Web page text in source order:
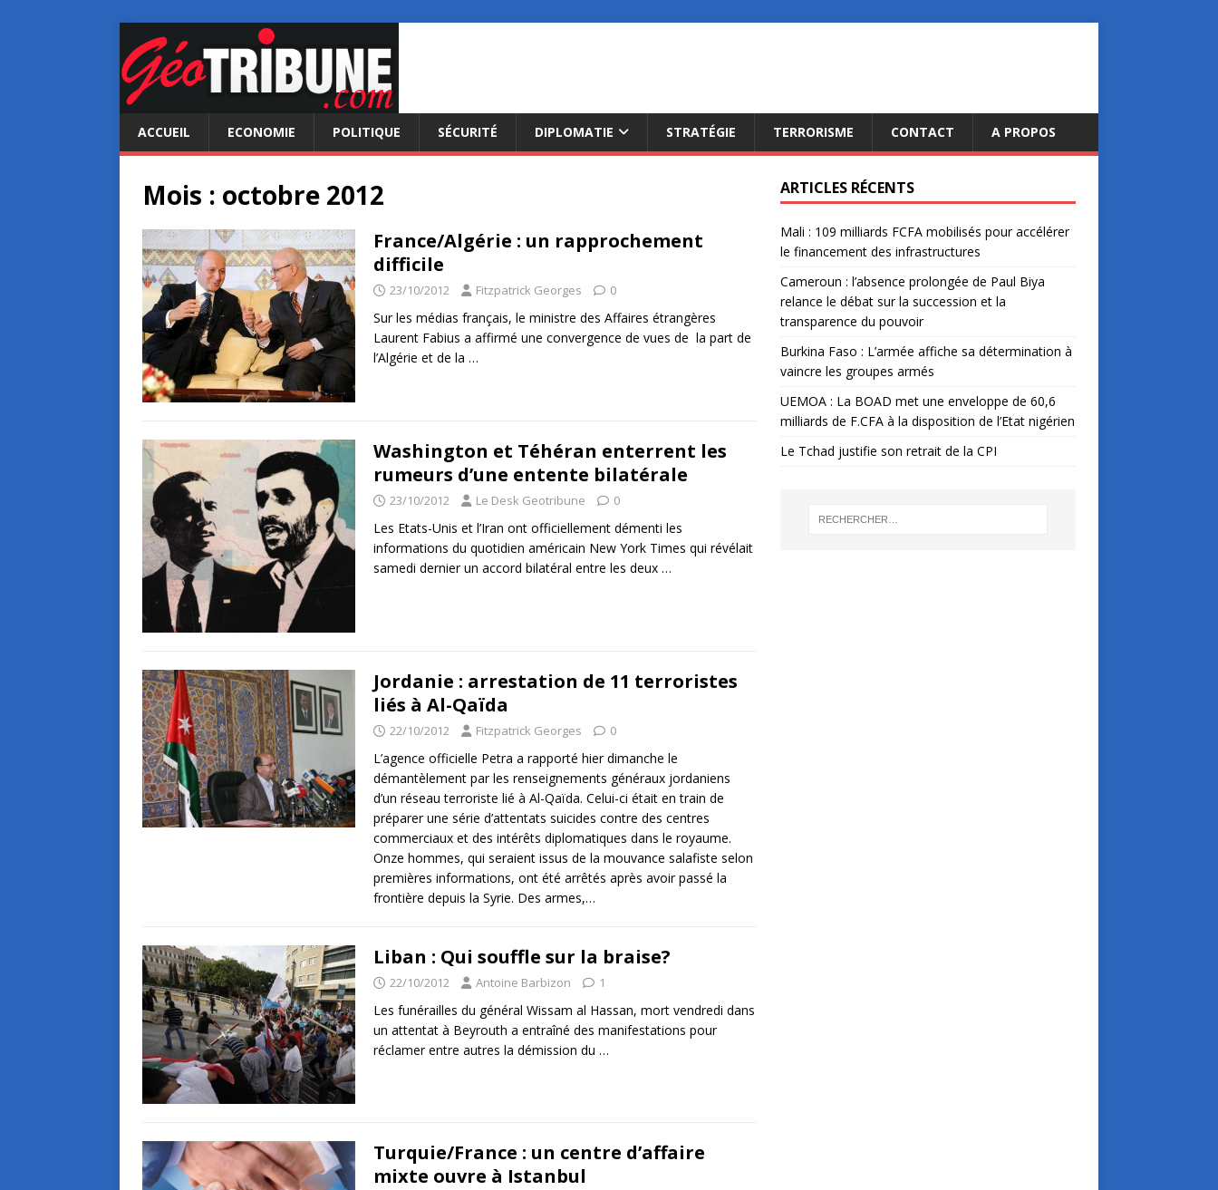
ACCUEIL ECONOMIE POLITIQUE SÉCURITÉ DIPLOMATIE STRATÉGIE TERRORISME CONTACT A PROPOS
Mois : octobre 2012
France/Algérie : un rapprochement
difficile
23/10/2012 Fitzpatrick Georges 0
Sur les médias français, le ministre des Affaires étrangères
Laurent Fabius a affirmé une convergence de vues de la part de
l’Algérie et de la …
Washington et Téhéran enterrent les
rumeurs d’une entente bilatérale
23/10/2012 Le Desk Geotribune 0
Les Etats-Unis et l’Iran ont officiellement démenti les
informations du quotidien américain New York Times qui révélait
samedi dernier un accord bilatéral entre les deux …
Jordanie : arrestation de 11 terroristes
liés à Al-Qaïda
22/10/2012 Fitzpatrick Georges 0
L’agence officielle Petra a rapporté hier dimanche le
démantèlement par les renseignements généraux jordaniens
d’un réseau terroriste lié à Al-Qaïda. Celui-ci était en train de
préparer une série d’attentats suicides contre des centres
commerciaux et des intérêts diplomatiques dans le royaume.
Onze hommes, qui seraient issus de la mouvance salafiste selon
premières informations, ont été arrêtés après avoir passé la
frontière depuis la Syrie. Des armes,…
Liban : Qui souffle sur la braise?
22/10/2012 Antoine Barbizon 1
Les funérailles du général Wissam al Hassan, mort vendredi dans
un attentat à Beyrouth a entraîné des manifestations pour
réclamer entre autres la démission du …
Turquie/France : un centre d’affaire
mixte ouvre à Istanbul
ARTICLES RÉCENTS
Mali : 109 milliards FCFA mobilisés pour accélérer
le financement des infrastructures
Cameroun : l’absence prolongée de Paul Biya
relance le débat sur la succession et la
transparence du pouvoir
Burkina Faso : L’armée affiche sa détermination à
vaincre les groupes armés
UEMOA : La BOAD met une enveloppe de 60,6
milliards de F.CFA à la disposition de l’Etat nigérien
Le Tchad justifie son retrait de la CPI